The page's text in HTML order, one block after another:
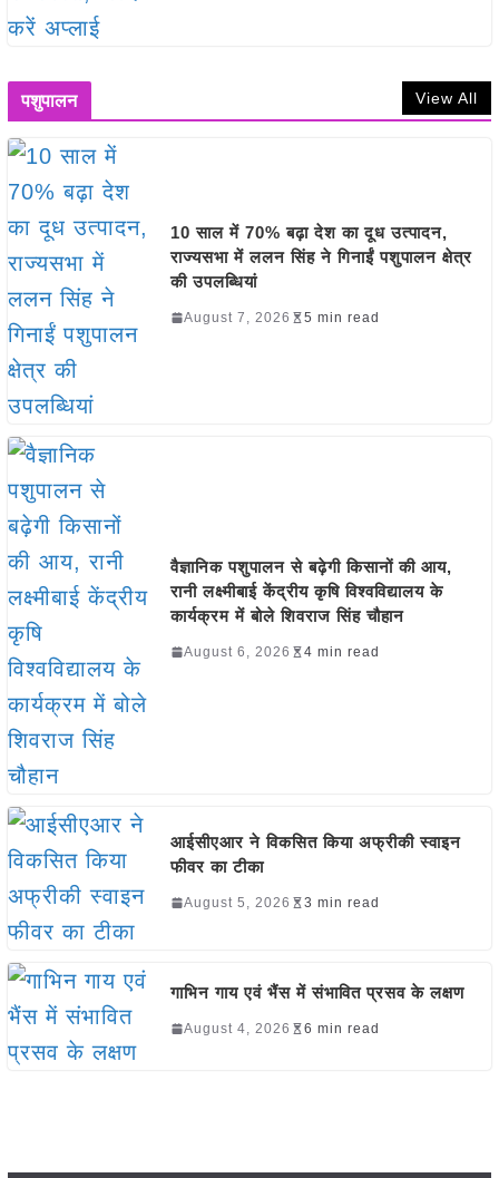
पशुपालन View All
10 साल में 70% बढ़ा देश का दूध उत्पादन,
राज्यसभा में ललन सिंह ने गिनाईं पशुपालन क्षेत्र
की उपलब्धियां
August 7, 2026 5 min read
वैज्ञानिक पशुपालन से बढ़ेगी किसानों की आय,
रानी लक्ष्मीबाई केंद्रीय कृषि विश्वविद्यालय के
कार्यक्रम में बोले शिवराज सिंह चौहान
August 6, 2026 4 min read
आईसीएआर ने विकसित किया अफ्रीकी स्वाइन
फीवर का टीका
August 5, 2026 3 min read
गाभिन गाय एवं भैंस में संभावित प्रसव के लक्षण
August 4, 2026 6 min read